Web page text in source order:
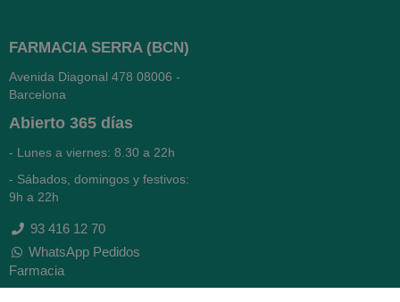
FARMACIA SERRA (BCN)
Avenida Diagonal 478 08006 -
Barcelona
Abierto 365 días
- Lunes a viernes: 8.30 a 22h
- Sábados, domingos y festivos:
9h a 22h
93 416 12 70
WhatsApp Pedidos
Farmacia